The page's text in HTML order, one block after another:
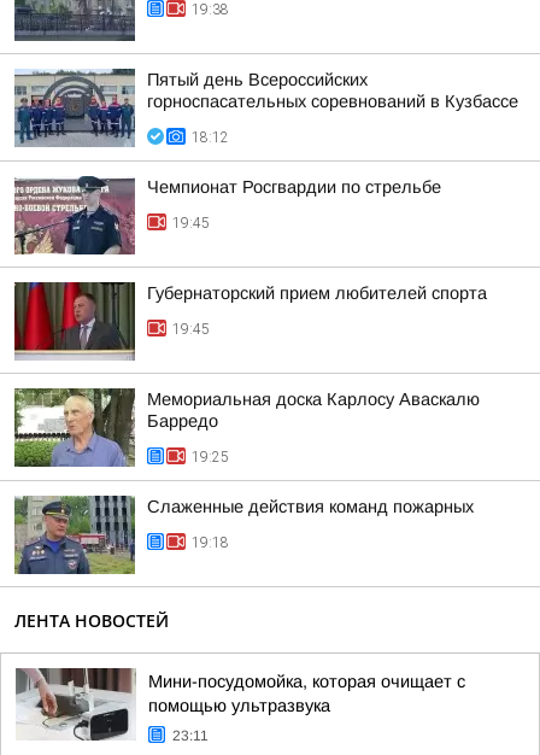
19:38
Пятый день Всероссийских
горноспасательных соревнований в Кузбассе
18:12
Чемпионат Росгвардии по стрельбе
19:45
Губернаторский прием любителей спорта
19:45
Мемориальная доска Карлосу Аваскалю
Барредо
19:25
Слаженные действия команд пожарных
19:18
ЛЕНТА НОВОСТЕЙ
Мини-посудомойка, которая очищает с
помощью ультразвука
23:11